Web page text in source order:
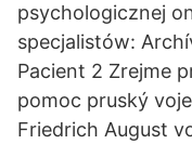
psychologicznej
specjalistów:
Pacient 2 Zrejme
pomoc pruský
Friedrich August